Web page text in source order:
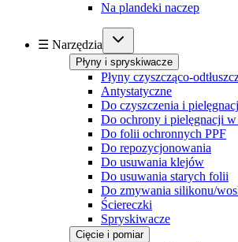
Na plandeki naczep
☰ Narzędzia
Płyny i spryskiwacze
Płyny czyszcząco-
Antystatyczne
Do czyszczenia i
Do ochrony i pielęgnacji
Do folii ochronnych PPF
Do repozycjonowania
Do usuwania klejów
Do usuwania starych folii
Do zmywania silikonu/
Ściereczki
Spryskiwacze
Cięcie i pomiar